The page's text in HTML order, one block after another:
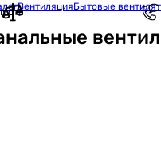
ВентиляцияБытовые